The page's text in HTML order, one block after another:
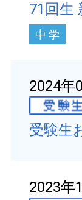
71回生
中 学
2024年
受験生
2023年